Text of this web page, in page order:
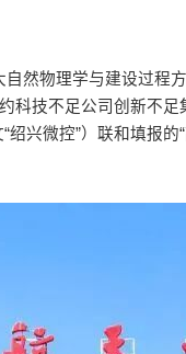
然物理学与建设过程
科技不足公司创新不
兴微控”）联和填报